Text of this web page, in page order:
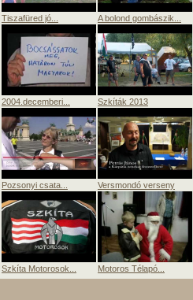
Tiszafüred jó... A bolond gombászik...
2004.decemberi... Szkíták 2013
Pozsonyi csata... Versmondó verseny
Szkíta Motorosok... Motoros Télapó...